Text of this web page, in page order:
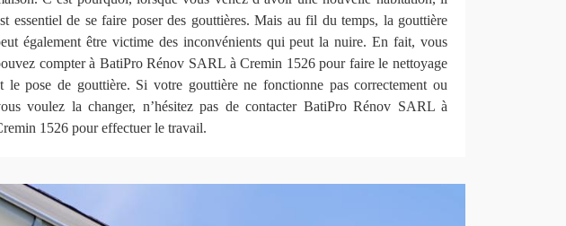
essentiel de se faire poser des gouttières. Mais au fil du temps, la gouttière
également être victime des inconvénients qui peut la nuire. En fait, vous
compter à BatiPro Rénov SARL à Cremin 1526 pour faire le nettoyage
le pose de gouttière. Si votre gouttière ne fonctionne pas correctement ou
voulez la changer, n’hésitez pas de contacter BatiPro Rénov SARL à
1526 pour effectuer le travail.